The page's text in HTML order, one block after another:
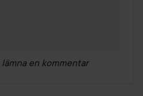
en kommentar